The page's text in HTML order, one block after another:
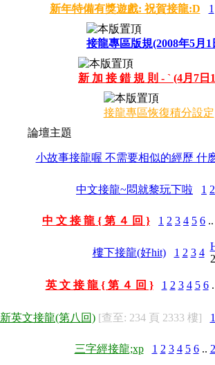
新年特備有獎遊戲: 祝賀接龍:D 1
接龍專區版規(2008年5月1
新 加 接 錯 規 則 - ` (4月7日
接龍專區恢復積分設定
論壇主題
小故事接龍喔 不需要相似的經歷 什
中文接龍~悶就黎玩下啦 1 2
中 文 接 龍 { 第 ４ 回 } 1 2 3 4 5 6
樓下接龍(好hit) 1 2 3 4
英 文 接 龍 { 第 ４ 回 } 1 2 3 4 5 6
新英文接龍(第八回) [查至: 234 頁 2333 樓] 1
三字經接龍;xp 1 2 3 4 5 6..